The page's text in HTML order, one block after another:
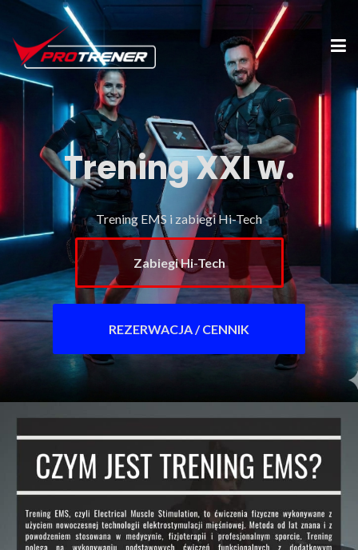
Trening XXI w.
Trening EMS i zabiegi Hi-Tech
Zabiegi Hi-Tech
REZERWACJA / CENNIK